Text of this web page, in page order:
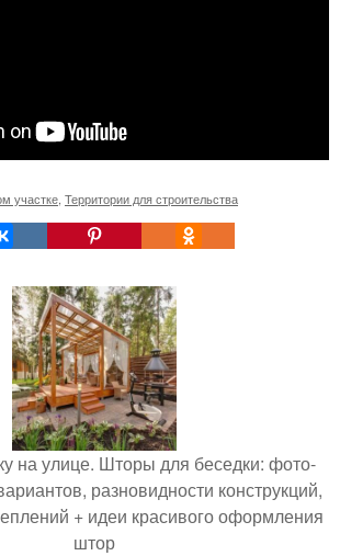
участке Территории для строительства
на улице. Шторы для беседки: фото-
разновидности конструкций,
+ идеи красивого оформления
штор